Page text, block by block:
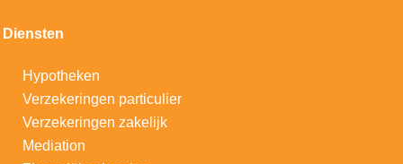
Diensten
Hypotheken
Verzekeringen particulier
Verzekeringen zakelijk
Mediation